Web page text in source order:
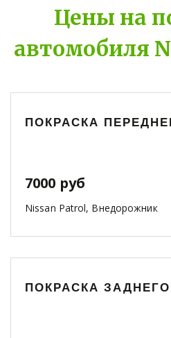
Цены на
автомобиля
ПОКРАСКА
7000 руб
Nissan Patrol, Внедорожник
ПОКРАСКА